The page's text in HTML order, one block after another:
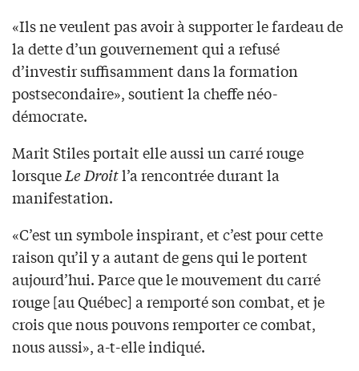
«Ils ne veulent pas avoir à supporter le fardeau de
la dette d’un gouvernement qui a refusé
d’investir suffisamment dans la formation
postsecondaire», soutient la cheffe néo-
démocrate.
Marit Stiles portait elle aussi un carré rouge
lorsqueLe Droitl’a rencontrée durant la
manifestation.
«C’est un symbole inspirant, et c’est pour cette
raison qu’il y a autant de gens qui le portent
aujourd’hui. Parce que le mouvement du carré
rouge [au Québec] a remporté son combat, et je
crois que nous pouvons remporter ce combat,
nous aussi», a-t-elle indiqué.